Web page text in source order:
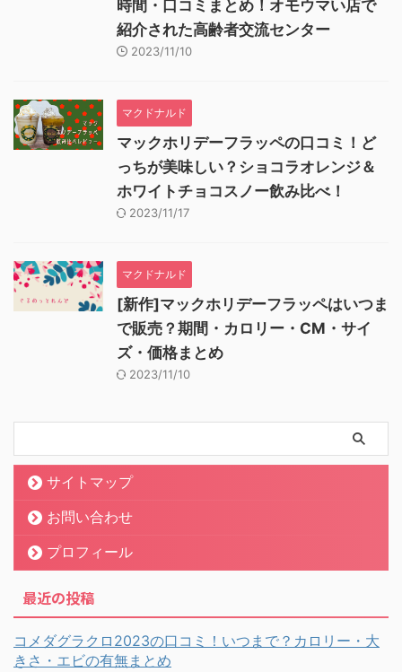
時間・口コミまとめ！オモウマい店で
紹介された高齢者交流センター
2023/11/10
マクドナルド
マックホリデーフラッペの口コミ！ど
っちが美味しい？ショコラオレンジ＆
ホワイトチョコスノー飲み比べ！
2023/11/17
マクドナルド
[新作]マックホリデーフラッペはいつま
で販売？期間・カロリー・CM・サイ
ズ・価格まとめ
2023/11/10
サイトマップ
お問い合わせ
プロフィール
最近の投稿
コメダグラクロ2023の口コミ！いつまで？カロリー・大
きさ・エビの有無まとめ